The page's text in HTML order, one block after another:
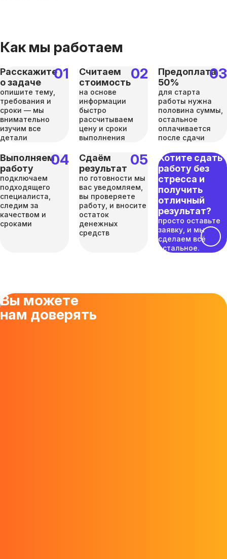
Как мы работаем
Расскажите
о задаче
опишите тему,
требования и
сроки — мы
внимательно
изучим все
детали
Считаем
стоимость
на основе
информации
быстро
рассчитываем
цену и сроки
выполнения
Предоплата
50%
для старта
работы нужна
половина суммы,
остальное
оплачивается
после сдачи
Выполняем
работу
подключаем
подходящего
специалиста,
следим за
качеством и
сроками
Сдаём
результат
по готовности мы
вас уведомляем,
вы проверяете
работу, и вносите
остаток
денежных
средств
Хотите сдать
работу без
стресса и
получить
отличный
результат?
просто оставьте
заявку, и мы
сделаем всё
остальное.
Вы можете
нам доверять